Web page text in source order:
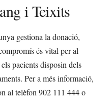
i Teixits
gestiona la donació,
és vital per al
pacients disposin dels
Per a més informació,
al telèfon 902 111 444 o